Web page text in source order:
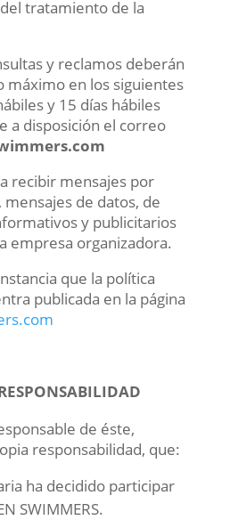
tratamiento de la
y reclamos deberán
máximo en los siguientes
y 15 días hábiles
a disposición el correo
recibir mensajes por
de datos, de
y publicitarios
empresa organizadora.
que la política
publicada en la página
de éste,
responsabilidad, que:
ha decidido participar
SWIMMERS.